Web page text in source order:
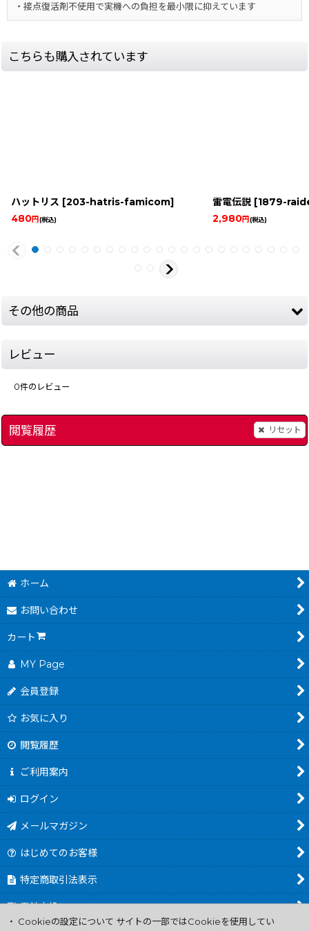
・接点復活剤不使用で実機への負担を最小限に抑えています
こちらも購入されています
ハットリス [203-hatris-famicom]
480円(税込)
雷電伝説 [1879-
2,980円(税込)
その他の商品
レビュー
0件のレビュー
閲覧履歴 リセット
ホーム
お問い合わせ
カート
MY Page
会員登録
お気に入り
閲覧履歴
ご利用案内
ログイン
メールマガジン
はじめてのお客様
特定商取引法表示
電池交換について
・ Cookieの設定について サイトの一部ではCookieを使用してい